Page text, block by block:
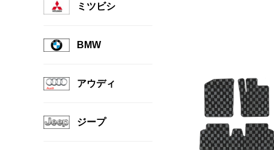
ミツビシ
BMW
アウディ
ジープ